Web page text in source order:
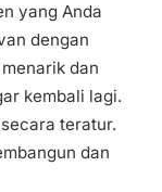
yang Anda
dengan
dan
kembali lagi.
teratur.
dan